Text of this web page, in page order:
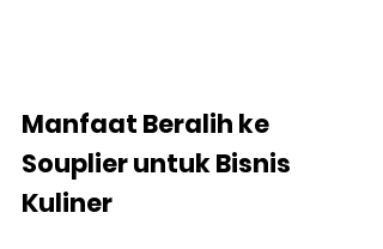
Manfaat Beralih ke
Souplier untuk Bisnis
Kuliner